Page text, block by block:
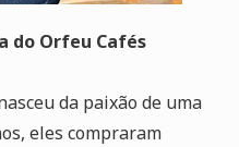
do Orfeu Cafés
da paixão de uma
eles compraram